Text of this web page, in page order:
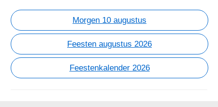
Morgen 10 augustus
Feesten augustus 2026
Feestenkalender 2026